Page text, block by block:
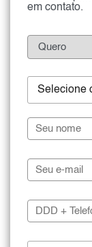
em contato.
Selecione